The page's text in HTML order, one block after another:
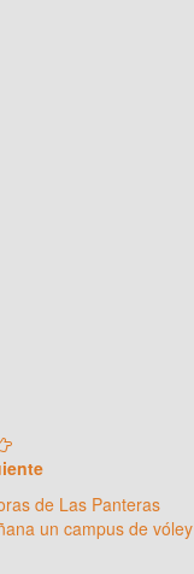
de Las Panteras
un campus de vóley